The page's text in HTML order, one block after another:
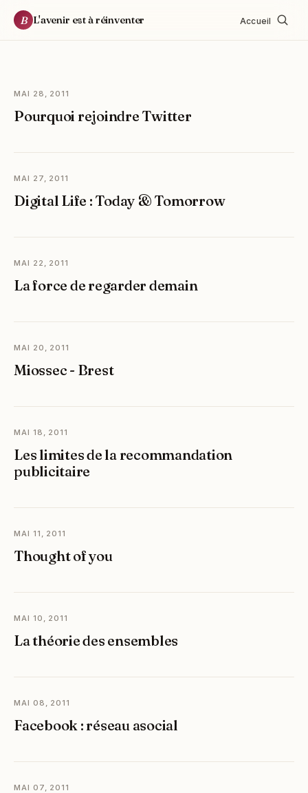
B L'avenir est à réinventer Accueil
MAI 28, 2011
Pourquoi rejoindre Twitter
MAI 27, 2011
Digital Life : Today & Tomorrow
MAI 22, 2011
La force de regarder demain
MAI 20, 2011
Miossec - Brest
MAI 18, 2011
Les limites de la recommandation
publicitaire
MAI 11, 2011
Thought of you
MAI 10, 2011
La théorie des ensembles
MAI 08, 2011
Facebook : réseau asocial
MAI 07, 2011